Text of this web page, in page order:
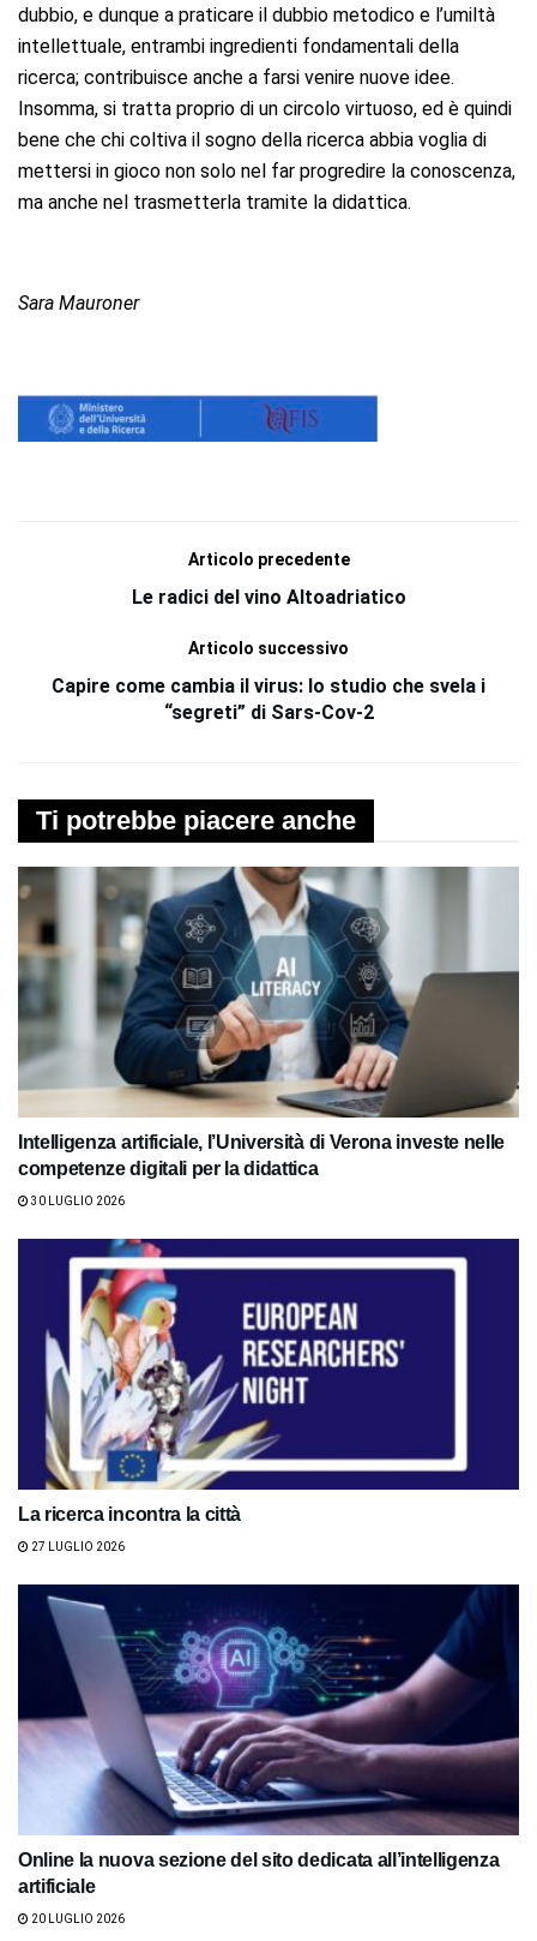
dubbio, e dunque a praticare il dubbio metodico e l’umiltà
intellettuale, entrambi ingredienti fondamentali della
ricerca; contribuisce anche a farsi venire nuove idee.
Insomma, si tratta proprio di un circolo virtuoso, ed è quindi
bene che chi coltiva il sogno della ricerca abbia voglia di
mettersi in gioco non solo nel far progredire la conoscenza,
ma anche nel trasmetterla tramite la didattica.
Sara Mauroner
Articolo precedente
Le radici del vino Altoadriatico
Articolo successivo
Capire come cambia il virus: lo studio che svela i
“segreti” di Sars-Cov-2
Ti potrebbe piacere anche
Intelligenza artificiale, l’Università di Verona investe nelle
competenze digitali per la didattica
30 LUGLIO 2026
La ricerca incontra la città
27 LUGLIO 2026
Online la nuova sezione del sito dedicata all’intelligenza
artificiale
20 LUGLIO 2026